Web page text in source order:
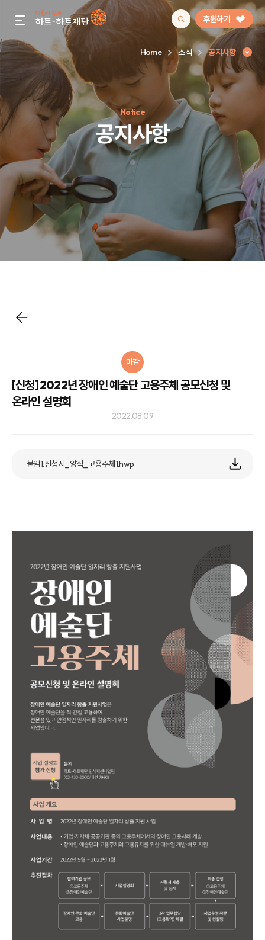
gnb menu open 후원하기
인기 키워드
#정기후원#하트플레이스#캠페인#팬덤후원
Home 소식 공지사항
Notice
공지사항
마감
[신청] 2022년 장애인 예술단 고용주체 공모신청 및
온라인 설명회
2022.08.09
붙임1.신청서_양식_고용주체1.hwp